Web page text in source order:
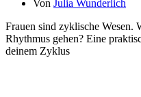
Von Julia Wunderlich
Frauen sind zyklische Wesen.
Rhythmus gehen? Eine
deinem Zyklus